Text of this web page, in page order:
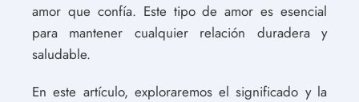
amor que confía. Este tipo de amor es esencial
para mantener cualquier relación duradera y
saludable.
En este artículo, exploraremos el significado y la